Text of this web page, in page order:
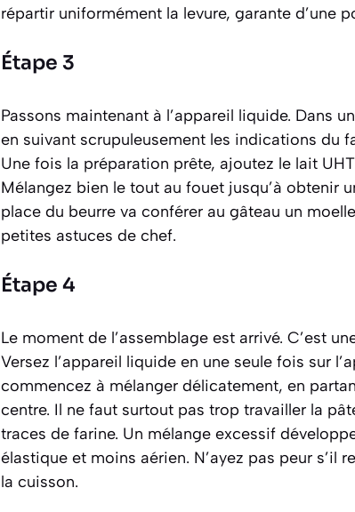
répartir uniformément la levure, garante d’une
Étape 3
Passons maintenant à l’appareil liquide. Dans
en suivant scrupuleusement les indications du
Une fois la préparation prête, ajoutez le lait
Mélangez bien le tout au fouet jusqu’à obtenir
place du beurre va conférer au gâteau un
petites astuces de chef.
Étape 4
Le moment de l’assemblage est arrivé. C’est
Versez l’appareil liquide en une seule fois sur
commencez à mélanger délicatement, en
centre. Il ne faut surtout pas trop travailler la
traces de farine. Un mélange excessif
élastique et moins aérien. N’ayez pas peur
la cuisson.